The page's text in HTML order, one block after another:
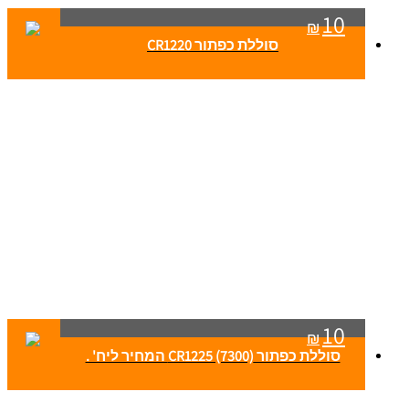
₪10
סוללת כפתור CR1220
₪10
סוללת כפתור CR1225 (7300) המחיר ליח' .